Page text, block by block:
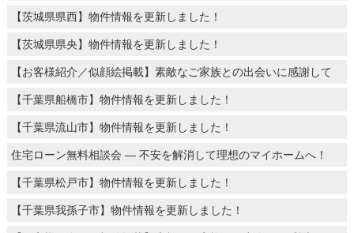
【茨城県県西】物件情報を更新しました！
【茨城県県央】物件情報を更新しました！
【お客様紹介／似顔絵掲載】素敵なご家族との出会いに感謝して
【千葉県船橋市】物件情報を更新しました！
【千葉県流山市】物件情報を更新しました！
住宅ローン無料相談会 ― 不安を解消して理想のマイホームへ！
【千葉県松戸市】物件情報を更新しました！
【千葉県我孫子市】物件情報を更新しました！